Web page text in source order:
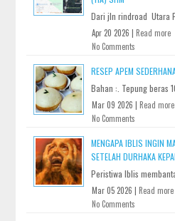
Dari jln rindroad Utara
Apr 20 2026 |Read more
No Comments
RESEP APEM
Bahan :. Tepung beras
Mar 09 2026 |Read more
No Comments
MENGAPA IBLIS INGIN
SETELAH DURHAKA
Peristiwa Iblis
Mar 05 2026 |Read more
No Comments